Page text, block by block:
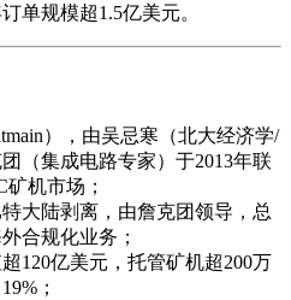
单规模超1.5亿美元。
），由吴忌寒（北大经济学/
（集成电路专家）于2013年联
机市场；
特大陆剥离，由詹克团领导，总
合规化业务；
超120亿美元，托管矿机超200万
；